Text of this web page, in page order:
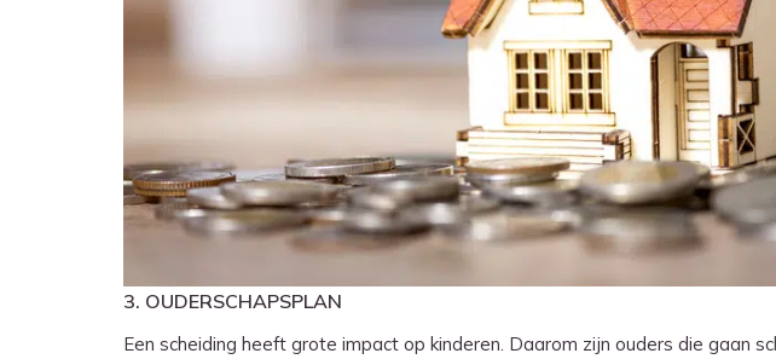
3. OUDERSCHAPSPLAN
Een scheiding heeft grote impact op kinderen. Daarom zijn ouders die gaan